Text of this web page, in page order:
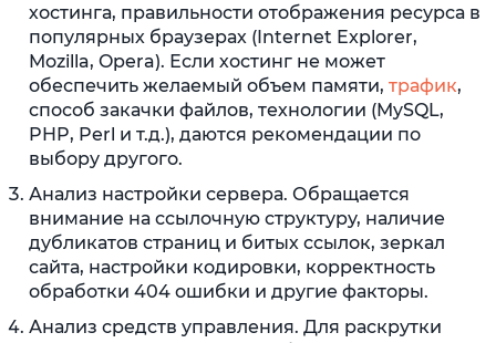
хостинга, правильности отображения ресурса в
популярных браузерах (Internet Explorer,
Mozilla, Opera). Если хостинг не может
обеспечить желаемый объем памяти, трафик,
способ закачки файлов, технологии (MySQL,
PHP, Perl и т.д.), даются рекомендации по
выбору другого.
Анализ настройки сервера. Обращается
внимание на ссылочную структуру, наличие
дубликатов страниц и битых ссылок, зеркал
сайта, настройки кодировки, корректность
обработки 404 ошибки и другие факторы.
Анализ средств управления. Для раскрутки